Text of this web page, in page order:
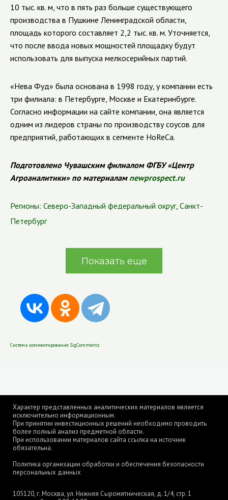
10 тыс. кв. м, что в пять раз больше существующего
производства в Пушкине Ленинградской области,
площадь которого составляет 2,2 тыс. кв. м. Уточняется,
что после ввода новых мощностей площадку будут
использовать для выпуска мелкосерийных партий.
«Нева Фуд» была основана в 1998 году, у компании есть
три филиала: в Петербурге, Москве и Екатеринбурге.
Согласно информации на сайте компании, она является
одним из лидеров страны по производству соусов для
предприятий, работающих в сегменте HoReCa.
Подготовлено Чувашским филиалом ФГБУ «Центр
Агроаналитики» по материалам newprospect.ru
Регионы: Северо-Западный федеральный округ, Санкт-
Петербург
Показать еще
Система комментирования SigComments
Характер представленных аналитических материалов является
исключительно информационным.
При принятии инвестиционных решений необходимо проводить
более полный анализ предметной области.
При использовании материалов сайта ссылка на источник
обязательна.
Политика организации обработки и обеспечения безопасности
персональных данных
105120, г. Москва, ул. Нижняя Сыромятническая, д. 1/4, стр. 1